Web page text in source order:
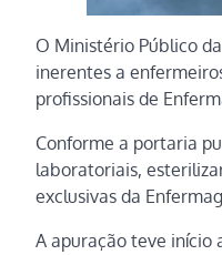
O Ministério Público
inerentes a
profissionais de
Conforme a portaria
laboratoriais,
exclusivas da
A apuração teve início